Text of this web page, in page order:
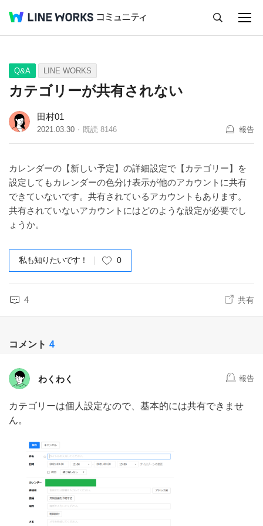
Q&A Tips Ideas
Q&A LINE WORKS
カテゴリーが共有されない
田村01
2021.03.30 既読 8146 報告
カレンダーの【新しい予定】の詳細設定で【カテゴリー】を
設定してもカレンダーの色分け表示が他のアカウントに共有
できていないです。共有されているアカウントもあります。
共有されていないアカウントにはどのような設定が必要でし
ょうか。
私も知りたいです！ 0
4 共有
コメント 4
わくわく 報告
カテゴリーは個人設定なので、基本的には共有できませ
ん。